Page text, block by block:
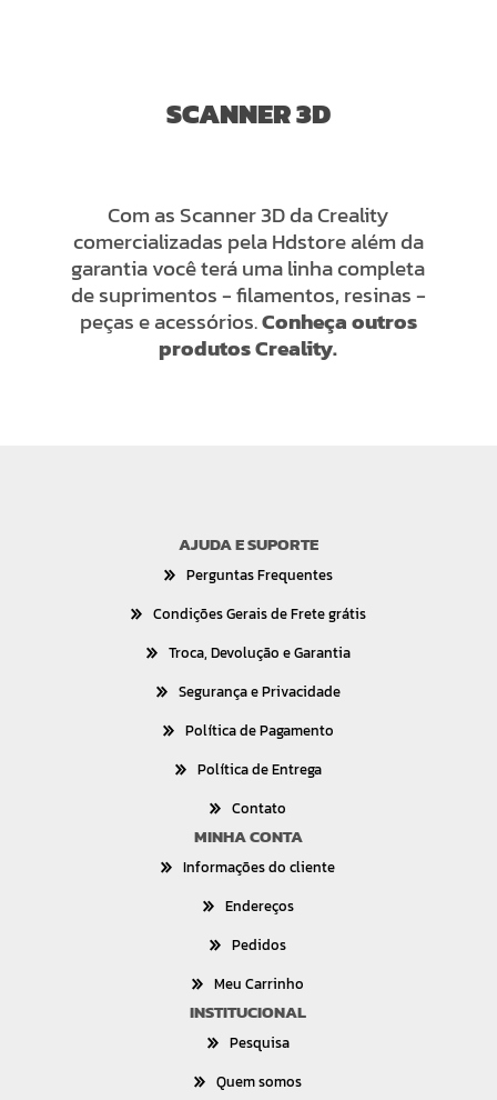
SCANNER 3D
Com as Scanner 3D da Creality
comercializadas pela Hdstore além da
garantia você terá uma linha completa
de suprimentos - filamentos, resinas -
peças e acessórios.Conheça outros
produtos Creality.
AJUDA E SUPORTE
Perguntas Frequentes
Condições Gerais de Frete grátis
Troca, Devolução e Garantia
Segurança e Privacidade
Política de Pagamento
Política de Entrega
Contato
MINHA CONTA
Informações do cliente
Endereços
Pedidos
Meu Carrinho
INSTITUCIONAL
Pesquisa
Quem somos